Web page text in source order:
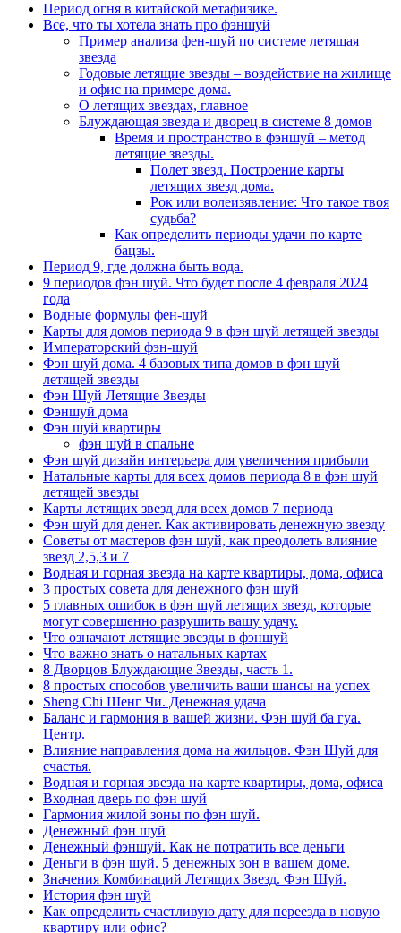
Период огня в китайской метафизике.
Все, что ты хотела знать про фэншуй
Пример анализа фен-шуй по системе летящая
звезда
Годовые летящие звезды – воздействие на жилище
и офис на примере дома.
О летящих звездах, главное
Блуждающая звезда и дворец в системе 8 домов
Время и пространство в фэншуй – метод
летящие звезды.
Полет звезд. Построение карты
летящих звезд дома.
Рок или волеизявление: Что такое твоя
судьба?
Как определить периоды удачи по карте
бацзы.
Период 9, где должна быть вода.
9 периодов фэн шуй. Что будет после 4 февраля 2024
года
Водные формулы фен-шуй
Карты для домов периода 9 в фэн шуй летящей звезды
Императорский фэн-шуй
Фэн шуй дома. 4 базовых типа домов в фэн шуй
летящей звезды
Фэн Шуй Летящие Звезды
Фэншуй дома
Фэн шуй квартиры
фэн шуй в спальне
Фэн шуй дизайн интерьера для увеличения прибыли
Натальные карты для всех домов периода 8 в фэн шуй
летящей звезды
Карты летящих звезд для всех домов 7 периода
Фэн шуй для денег. Как активировать денежную звезду
Советы от мастеров фэн шуй, как преодолеть влияние
звезд 2,5,3 и 7
Водная и горная звезда на карте квартиры, дома, офиса
3 простых совета для денежного фэн шуй
5 главных ошибок в фэн шуй летящих звезд, которые
могут совершенно разрушить вашу удачу.
Что означают летящие звезды в фэншуй
Что важно знать о натальных картах
8 Дворцов Блуждающие Звезды, часть 1.
8 простых способов увеличить ваши шансы на успех
Sheng Chi Шенг Чи. Денежная удача
Баланс и гармония в вашей жизни. Фэн шуй ба гуа.
Центр.
Влияние направления дома на жильцов. Фэн Шуй для
счастья.
Водная и горная звезда на карте квартиры, дома, офиса
Входная дверь по фэн шуй
Гармония жилой зоны по фэн шуй.
Денежный фэн шуй
Денежный фэншуй. Как не потратить все деньги
Деньги в фэн шуй. 5 денежных зон в вашем доме.
Значения Комбинаций Летящих Звезд. Фэн Шуй.
История фэн шуй
Как определить счастливую дату для переезда в новую
квартиру или офис?